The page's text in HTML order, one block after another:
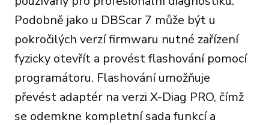
Podobně jako u DBScar 7 může být u
pokročilých verzí firmwaru nutné zařízení
fyzicky otevřít a provést flashování pomocí
programátoru. Flashování umožňuje
převést adaptér na verzi X-Diag PRO, čímž
se odemkne kompletní sada funkcí a